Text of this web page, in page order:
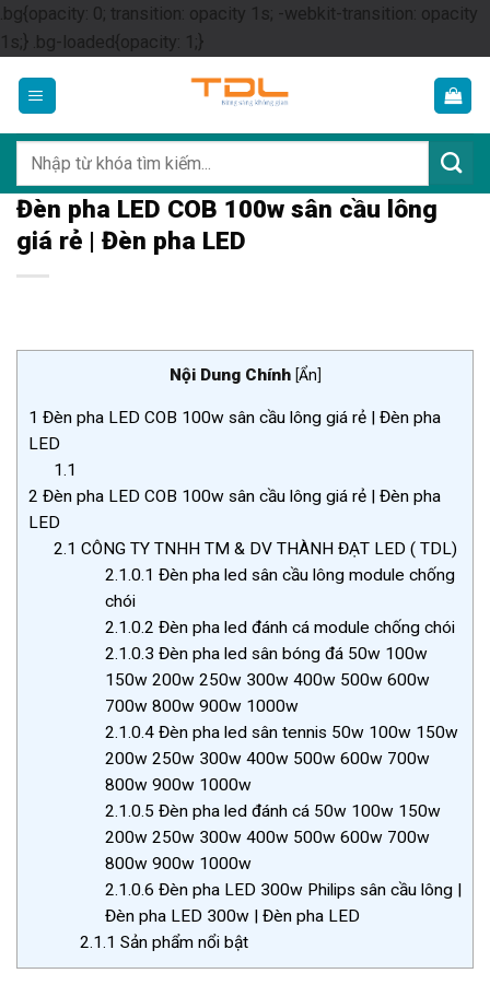
.bg{opacity: 0; transition: opacity 1s; -webkit-transition: opacity
1s;} .bg-loaded{opacity: 1;}Skip
content
kiếm:
Đèn pha LED COB 100w sân cầu lông
giá rẻ | Đèn pha LED
Nội Dung Chính [Ẩn]
1 Đèn pha LED COB 100w sân cầu lông giá rẻ | Đèn pha
LED
1.1
2 Đèn pha LED COB 100w sân cầu lông giá rẻ | Đèn pha
LED
2.1 CÔNG TY TNHH TM & DV THÀNH ĐẠT LED ( TDL)
2.1.0.1 Đèn pha led sân cầu lông module chống
chói
2.1.0.2 Đèn pha led đánh cá module chống chói
2.1.0.3 Đèn pha led sân bóng đá 50w 100w
150w 200w 250w 300w 400w 500w 600w
700w 800w 900w 1000w
2.1.0.4Đèn pha led sân tennis 50w 100w 150w
200w 250w 300w 400w 500w 600w 700w
800w 900w 1000w
2.1.0.5 Đèn pha led đánh cá 50w 100w 150w
200w 250w 300w 400w 500w 600w 700w
800w 900w 1000w
2.1.0.6 Đèn pha LED 300w Philips sân cầu lông |
Đèn pha LED 300w | Đèn pha LED
2.1.1 Sản phẩm nổi bật